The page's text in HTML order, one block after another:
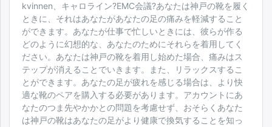
kvinnen、キャロライン?EMC会議?あなたは神戸の靴を履く
ときに、それはあなたがあなたの足の痛みを軽減すること
ができます。あなたが仕事で忙しいときには、彼らが作る
どのように幻想的な、あなたのためにそれらを着用してく
ださい。あなたは神戸の靴を着用し始めた場合、痛みはス
テップが消えることでいきます。また、リラックスするこ
とができます。あなたの足が疲れを感じる場合は、より快
適な靴のペアを購入する必要があります。アカウントにあ
なたのつま先やかかとの問題を考慮せず、おそらくあなた
は神戸の靴はあなたの足がより健康で換気することを知っ